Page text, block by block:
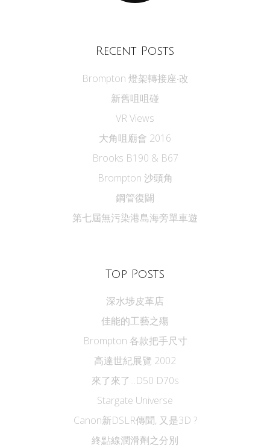
Recent Posts
Brompton 燈架轉接座‧改
新舊咀咀碰
VR Views
大角咀廟會 2016
Brooks B190 & B67
Brompton 沙頭角
鋼管復闢
第七屆無污染港島海旁單車遊
Top Posts
深水埗皮革店
佳能的工藝之殤
Brompton 各款把手尺寸
高達世紀展覽 2002
來了來了...D50 D70s
Stargate Universe
Canon新DSLR傳聞, 又是3D ?
終點線潤滑劑之分別